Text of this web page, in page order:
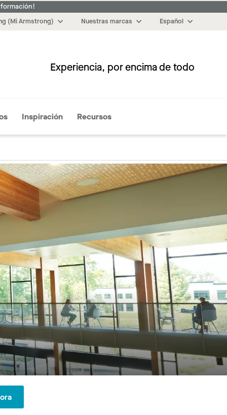
(Mi Armstrong) Nuestras marcas Español
Experiencia, por encima de todo
Inspiración Recursos